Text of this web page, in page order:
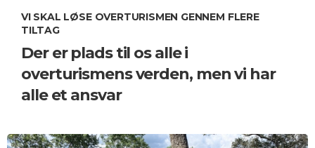
VI SKAL LØSE OVERTURISMEN GENNEM FLERE
TILTAG
Der er plads til os alle i
overturismens verden, men vi har
alle et ansvar